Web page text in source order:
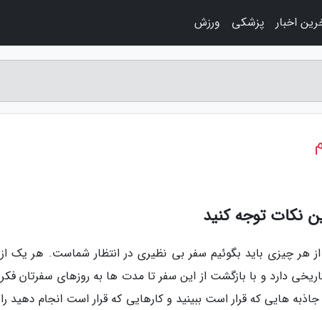
نکات توجه کنید
از هر چیزی باید بگوئیم سفر بی نظیری در انتظار شماست. هر یک از
دارد و با بازگشت از این سفر تا مدت ها به روزهای سفرتان فکر
هایی که قرار است ببینید و کارهایی که قرار است انجام دهید را
اخبار پزشکی ورزش